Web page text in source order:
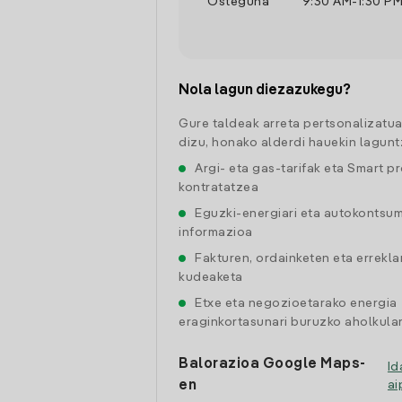
Nola lagun diezazukegu?
Gure taldeak arreta
dizu, honako alderdi hauekin
Argi- eta gas-tarifak eta Smart
kontratatzea
Eguzki-energiari eta
informazioa
Fakturen, ordainketen eta
kudeaketa
Etxe eta negozioetarako energia
eraginkortasunari buruzko
Balorazioa Google Maps-
en